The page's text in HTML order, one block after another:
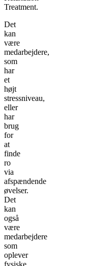
Treatment.
Det
kan
være
medarbejdere,
som
har
et
højt
stressniveau,
eller
har
brug
for
at
finde
ro
via
afspændende
øvelser.
Det
kan
også
være
medarbejdere
som
oplever
fysiske